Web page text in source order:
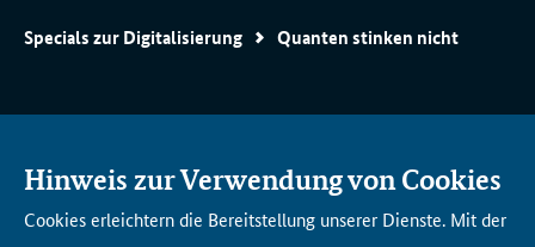
Specials zur Digitalisierung Quanten stinken nicht
Will­kom­men in der Di­gi­tal­
aka­de­mie Bund
Hinweis zur Verwendung von Cookies
Cookies erleichtern die Bereitstellung unserer Dienste. Mit der